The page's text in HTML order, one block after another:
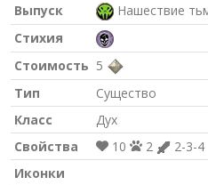
Выпуск Нашествие
Стихия
Стоимость 5
Тип
Существо
Класс
Дух
Свойства
10 2
2-3-4
Иконки